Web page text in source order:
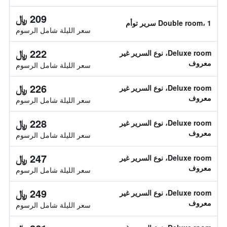
Double room، 1 سرير توأم 209 ﷼
سعر الليلة شامل الرسوم
Deluxe room، نوع السرير غير
معروف
222 ﷼
سعر الليلة شامل الرسوم
Deluxe room، نوع السرير غير
معروف
226 ﷼
سعر الليلة شامل الرسوم
Deluxe room، نوع السرير غير
معروف
228 ﷼
سعر الليلة شامل الرسوم
Deluxe room، نوع السرير غير
معروف
247 ﷼
سعر الليلة شامل الرسوم
Deluxe room، نوع السرير غير
معروف
249 ﷼
سعر الليلة شامل الرسوم